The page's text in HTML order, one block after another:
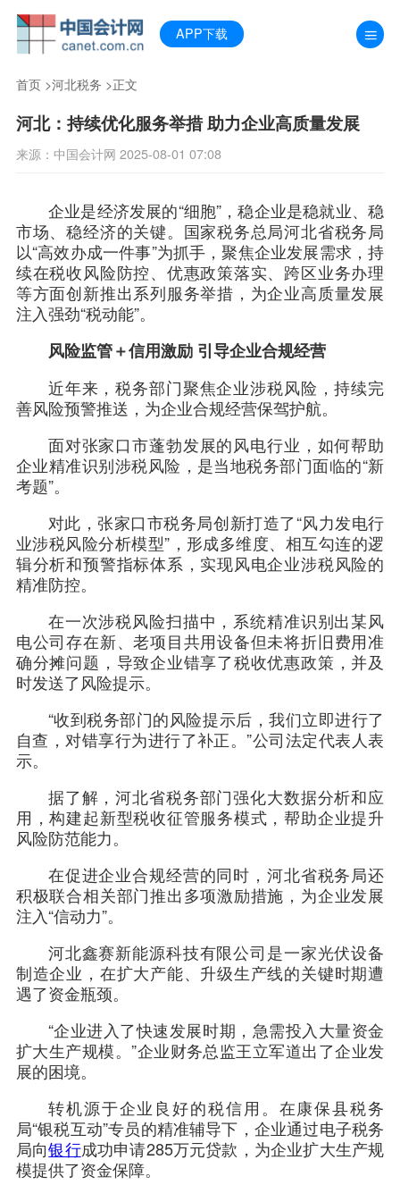
APP下载
首页>河北税务 >正文
河北：持续优化服务举措 助力企业高质量发展
来源：中国会计网 2025-08-01 07:08
企业是经济发展的“细胞”，稳企业是稳就业、稳
市场、稳经济的关键。国家税务总局河北省税务局
以“高效办成一件事”为抓手，聚焦企业发展需求，持
续在税收风险防控、优惠政策落实、跨区业务办理
等方面创新推出系列服务举措，为企业高质量发展
注入强劲“税动能”。
风险监管＋信用激励 引导企业合规经营
近年来，税务部门聚焦企业涉税风险，持续完
善风险预警推送，为企业合规经营保驾护航。
面对张家口市蓬勃发展的风电行业，如何帮助
企业精准识别涉税风险，是当地税务部门面临的“新
考题”。
对此，张家口市税务局创新打造了“风力发电行
业涉税风险分析模型”，形成多维度、相互勾连的逻
辑分析和预警指标体系，实现风电企业涉税风险的
精准防控。
在一次涉税风险扫描中，系统精准识别出某风
电公司存在新、老项目共用设备但未将折旧费用准
确分摊问题，导致企业错享了税收优惠政策，并及
时发送了风险提示。
“收到税务部门的风险提示后，我们立即进行了
自查，对错享行为进行了补正。”公司法定代表人表
示。
据了解，河北省税务部门强化大数据分析和应
用，构建起新型税收征管服务模式，帮助企业提升
风险防范能力。
在促进企业合规经营的同时，河北省税务局还
积极联合相关部门推出多项激励措施，为企业发展
注入“信动力”。
河北鑫赛新能源科技有限公司是一家光伏设备
制造企业，在扩大产能、升级生产线的关键时期遭
遇了资金瓶颈。
“企业进入了快速发展时期，急需投入大量资金
扩大生产规模。”企业财务总监王立军道出了企业发
展的困境。
转机源于企业良好的税信用。在康保县税务
局“银税互动”专员的精准辅导下，企业通过电子税务
局向银行成功申请285万元贷款，为企业扩大生产规
模提供了资金保障。